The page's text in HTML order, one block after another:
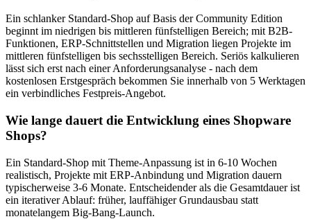
Ein schlanker Standard-Shop auf Basis der Community Edition
beginnt im niedrigen bis mittleren fünfstelligen Bereich; mit B2B-
Funktionen, ERP-Schnittstellen und Migration liegen Projekte im
mittleren fünfstelligen bis sechsstelligen Bereich. Seriös kalkulieren
lässt sich erst nach einer Anforderungsanalyse - nach dem
kostenlosen Erstgespräch bekommen Sie innerhalb von 5 Werktagen
ein verbindliches Festpreis-Angebot.
Wie lange dauert die Entwicklung eines Shopware
Shops?
Ein Standard-Shop mit Theme-Anpassung ist in 6-10 Wochen
realistisch, Projekte mit ERP-Anbindung und Migration dauern
typischerweise 3-6 Monate. Entscheidender als die Gesamtdauer ist
ein iterativer Ablauf: früher, lauffähiger Grundausbau statt
monatelangem Big-Bang-Launch.